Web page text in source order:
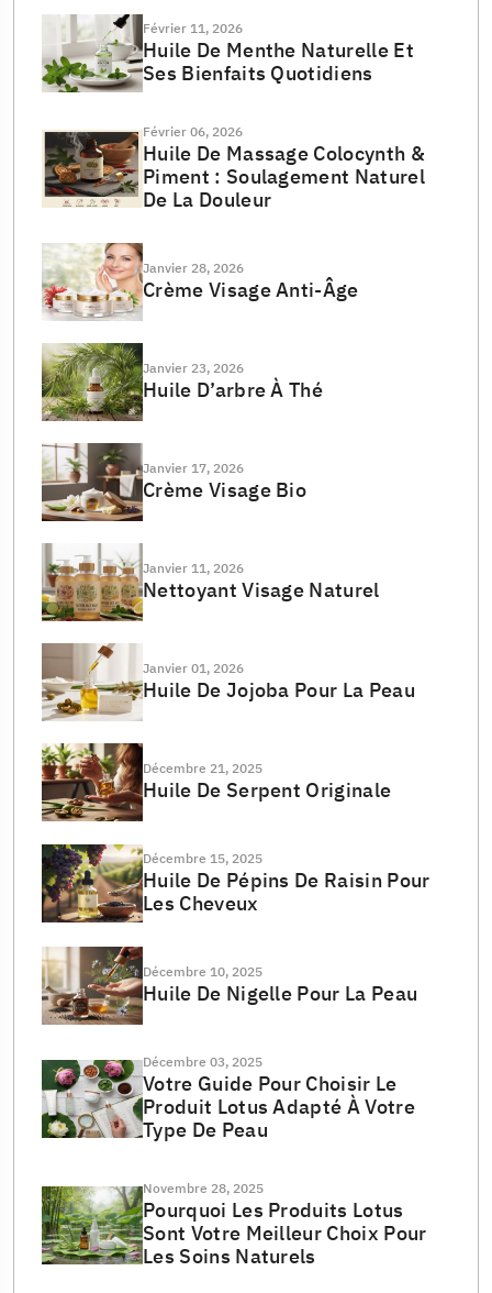
Février 11, 2026
Huile De Menthe Naturelle Et
Ses Bienfaits Quotidiens
Février 06, 2026
Huile De Massage Colocynth &
Piment : Soulagement Naturel
De La Douleur
Janvier 28, 2026
Crème Visage Anti-Âge
Janvier 23, 2026
Huile D’arbre À Thé
Janvier 17, 2026
Crème Visage Bio
Janvier 11, 2026
Nettoyant Visage Naturel
Janvier 01, 2026
Huile De Jojoba Pour La Peau
Décembre 21, 2025
Huile De Serpent Originale
Décembre 15, 2025
Huile De Pépins De Raisin Pour
Les Cheveux
Décembre 10, 2025
Huile De Nigelle Pour La Peau
Décembre 03, 2025
Votre Guide Pour Choisir Le
Produit Lotus Adapté À Votre
Type De Peau
Novembre 28, 2025
Pourquoi Les Produits Lotus
Sont Votre Meilleur Choix Pour
Les Soins Naturels